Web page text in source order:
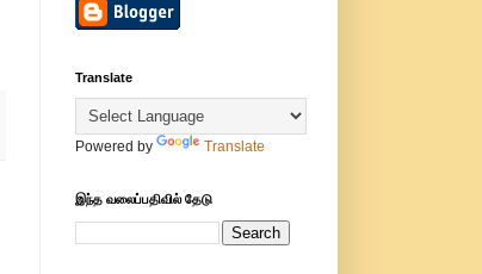
Translate
Powered by Translate
இந்த வலைப்பதிவில் தேடு